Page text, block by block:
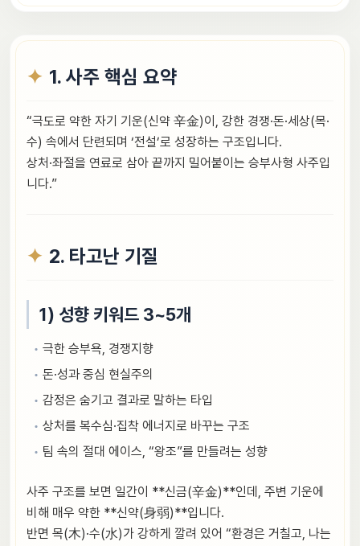
1. 사주 핵심 요약
“극도로 약한 자기 기운(신약 辛金)이, 강한 경쟁·돈·세상(목·
수) 속에서 단련되며 ‘전설’로 성장하는 구조입니다.
상처·좌절을 연료로 삼아 끝까지 밀어붙이는 승부사형 사주입
니다.”
2. 타고난 기질
1) 성향 키워드 3~5개
극한 승부욕, 경쟁지향
돈·성과 중심 현실주의
감정은 숨기고 결과로 말하는 타입
상처를 복수심·집착 에너지로 바꾸는 구조
팀 속의 절대 에이스, “왕조”를 만들려는 성향
사주 구조를 보면 일간이 **신금(辛金)**인데, 주변 기운에
비해 매우 약한 **신약(身弱)**입니다.
반면 목(木)·수(水)가 강하게 깔려 있어 “환경은 거칠고, 나는